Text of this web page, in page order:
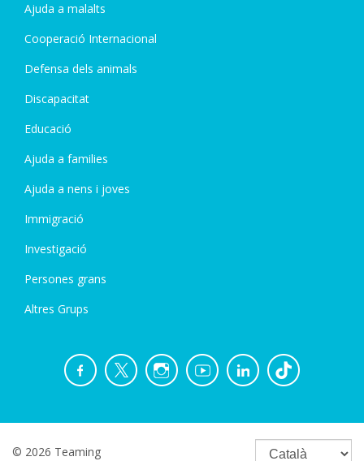
Ajuda a malalts
Cooperació Internacional
Defensa dels animals
Discapacitat
Educació
Ajuda a families
Ajuda a nens i joves
Immigració
Investigació
Persones grans
Altres Grups
© 2026 Teaming